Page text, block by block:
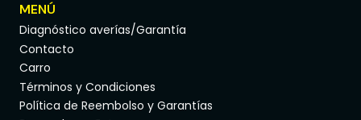
MENÚ
Diagnóstico averías/Garantía
Contacto
Carro
Términos y Condiciones
Política de Reembolso y Garantías